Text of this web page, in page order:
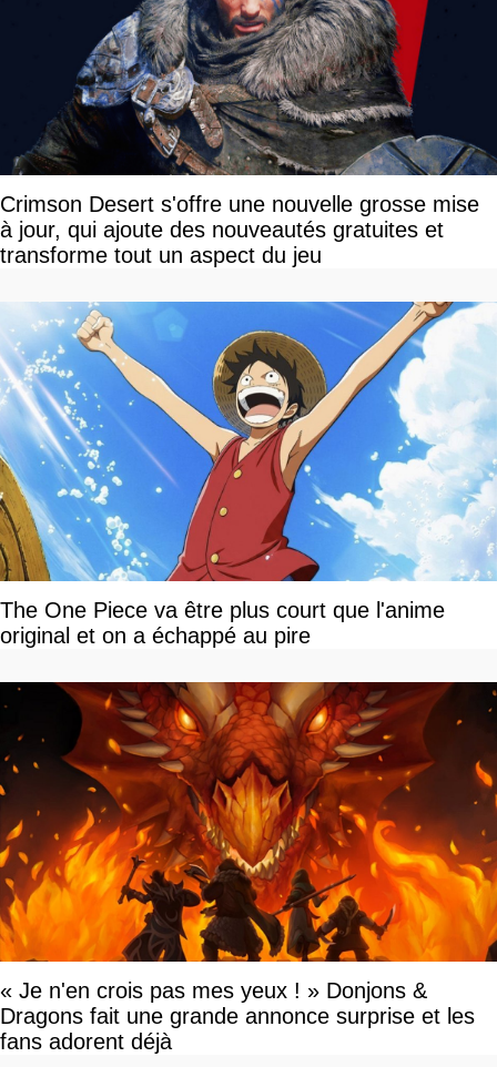
Crimson Desert s'offre une nouvelle grosse mise
à jour, qui ajoute des nouveautés gratuites et
transforme tout un aspect du jeu
The One Piece va être plus court que l'anime
original et on a échappé au pire
« Je n'en crois pas mes yeux ! » Donjons &
Dragons fait une grande annonce surprise et les
fans adorent déjà